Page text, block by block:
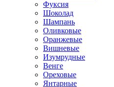
Фуксия
Шоколад
Шампань
Оливковые
Оранжевые
Вишневые
Изумрудные
Венге
Ореховые
Янтарные